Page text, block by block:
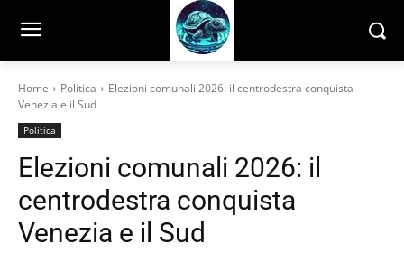
Home Politica
Elezioni comunali 2026: il centrodestra conquista
Venezia e il Sud
Politica
Elezioni comunali 2026: il
centrodestra conquista
Venezia e il Sud